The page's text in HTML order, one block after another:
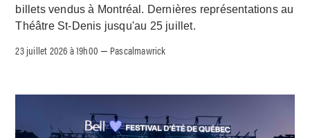
billets vendus à Montréal. Dernières représentations au
Théâtre St-Denis jusqu'au 25 juillet.
23 juillet 2026 à 19h00 – Pascalmawrick